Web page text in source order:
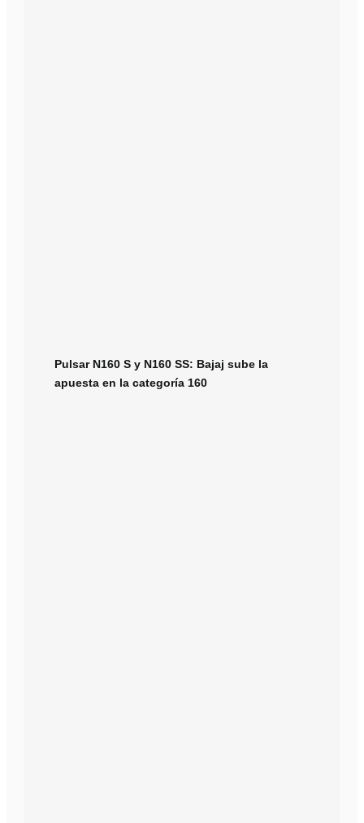
Pulsar N160 S y N160 SS: Bajaj sube la
apuesta en la categoría 160